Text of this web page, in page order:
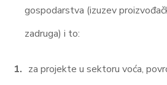
gospodarstva (izuzev
zadruga) i to:
za projekte u sektoru voća,